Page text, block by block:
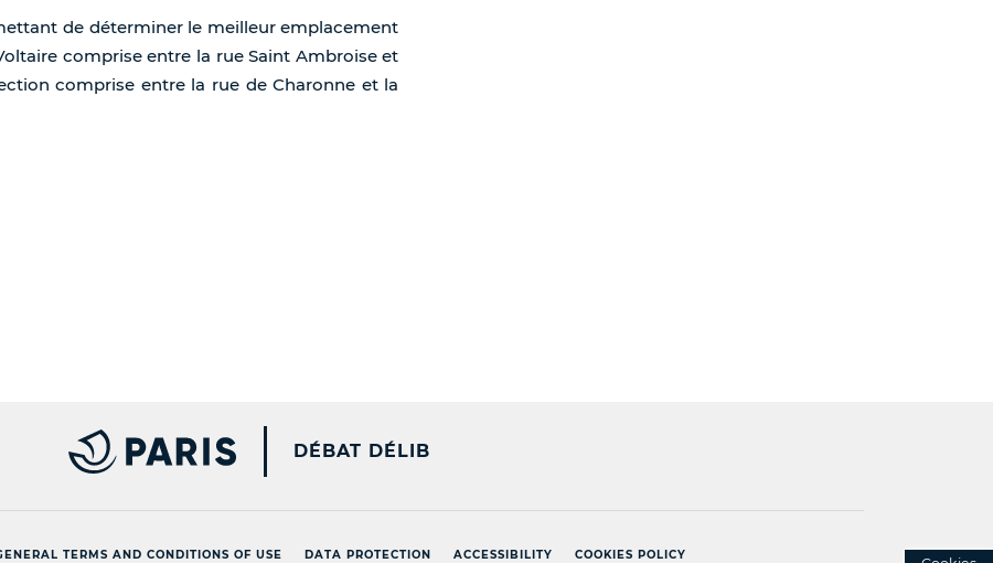
de déterminer le meilleur emplacement
comprise entre la rue Saint Ambroise et
comprise entre la rue de Charonne et la
PARIS.FR [NEW WINDOW]
DÉBAT DÉLIB
TERMS AND CONDITIONS OF USE DATA PROTECTION ACCESSIBILITY COOKIES POLICY